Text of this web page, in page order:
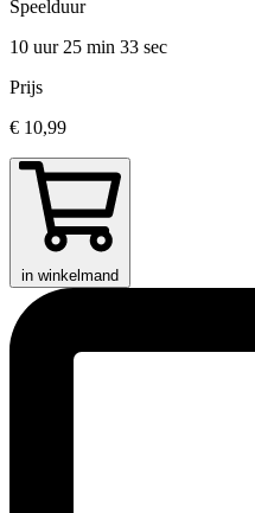
Speelduur
10 uur 25 min 33 sec
Prijs
€ 10,99
in winkelmand